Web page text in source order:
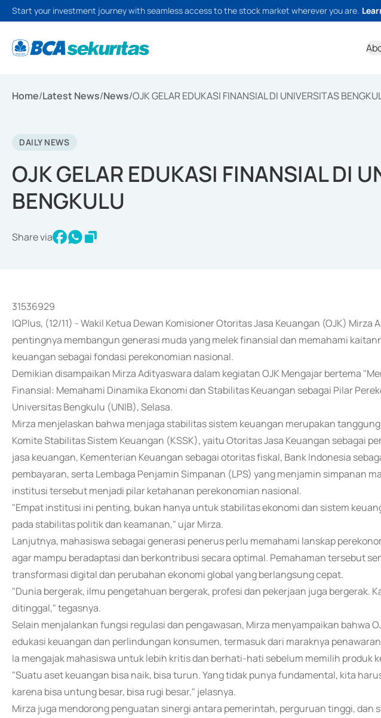
Start your investment journey with seamless access to the stock market wherever you are.
Home/Latest News/News/OJK GELAR EDUKASI FINANSIAL DI UNIVERSITAS
DAILY NEWS
OJK GELAR EDUKASI FINANSIAL DI
BENGKULU
Share via
31536929
IQPlus, (12/11) - Wakil Ketua Dewan Komisioner Otoritas Jasa Keuangan (OJK) Mirza
pentingnya membangun generasi muda yang melek finansial dan memahami
keuangan sebagai fondasi perekonomian nasional.
Demikian disampaikan Mirza Adityaswara dalam kegiatan OJK Mengajar bertema
Finansial: Memahami Dinamika Ekonomi dan Stabilitas Keuangan sebagai Pilar
Universitas Bengkulu (UNIB), Selasa.
Mirza menjelaskan bahwa menjaga stabilitas sistem keuangan merupakan
Komite Stabilitas Sistem Keuangan (KSSK), yaitu Otoritas Jasa Keuangan sebagai
jasa keuangan, Kementerian Keuangan sebagai otoritas fiskal, Bank Indonesia
pembayaran, serta Lembaga Penjamin Simpanan (LPS) yang menjamin simpanan
institusi tersebut menjadi pilar ketahanan perekonomian nasional.
"Empat institusi ini penting, bukan hanya untuk stabilitas ekonomi dan sistem
pada stabilitas politik dan keamanan," ujar Mirza.
Lanjutnya, mahasiswa sebagai generasi penerus perlu memahami lanskap
agar mampu beradaptasi dan berkontribusi secara optimal. Pemahaman tersebut
transformasi digital dan perubahan ekonomi global yang berlangsung cepat.
"Dunia bergerak, ilmu pengetahuan bergerak, profesi dan pekerjaan juga bergerak.
ditinggal," tegasnya.
Selain menjalankan fungsi regulasi dan pengawasan, Mirza menyampaikan bahwa
edukasi keuangan dan perlindungan konsumen, termasuk dari maraknya
Ia mengajak mahasiswa untuk lebih kritis dan berhati-hati sebelum memilih produk
"Suatu aset keuangan bisa naik, bisa turun. Yang tidak punya fundamental, kita
karena bisa untung besar, bisa rugi besar," jelasnya.
Mirza juga mendorong penguatan sinergi antara pemerintah, perguruan tinggi, dan